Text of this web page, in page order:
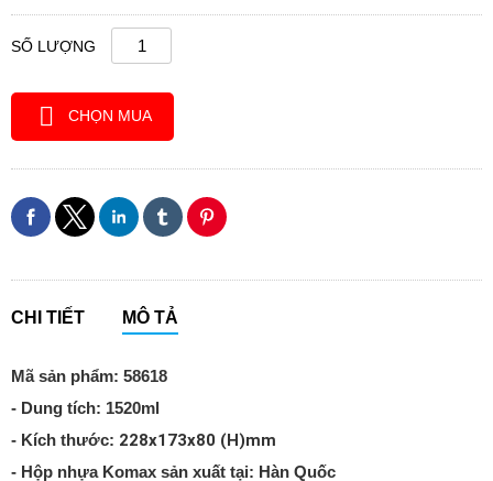
SỐ LƯỢNG
CHỌN MUA
CHI TIẾT MÔ TẢ
Mã sản phẩm: 58618
- Dung tích: 1520ml
- Kích thước: 228x173x80 (H)mm
- Hộp nhựa Komax sản xuất tại: Hàn Quốc